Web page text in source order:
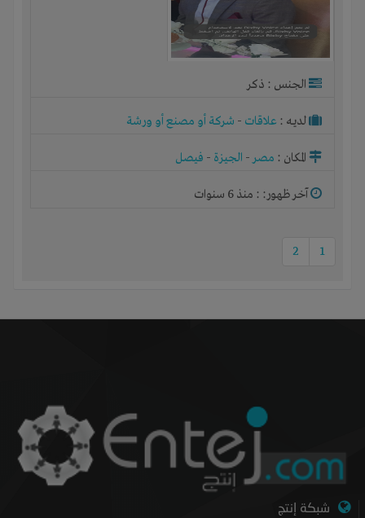
الجنس : ذكر
لديـه : علاقات - شركة أو مصنع أو ورشة
المكان : مصر- الجيزة - فيصل
آخر ظهور: : منذ 6 سنوات
1
2
شبكة إنتج